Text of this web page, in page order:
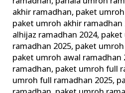
akhir ramadhan, paket
paket umroh akhir ramadhan
alhijaz ramadhan 2024, paket
ramadhan 2025, paket
paket umroh awal ramadhan
ramadhan, paket umroh full
umroh full ramadhan 2025,